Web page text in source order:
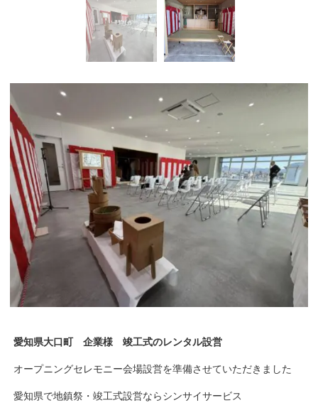
愛知県大口町 企業様 竣工式のレンタル設営
オープニングセレモニー会場設営を準備させていただきました
愛知県で地鎮祭・竣工式設営ならシンサイサービス